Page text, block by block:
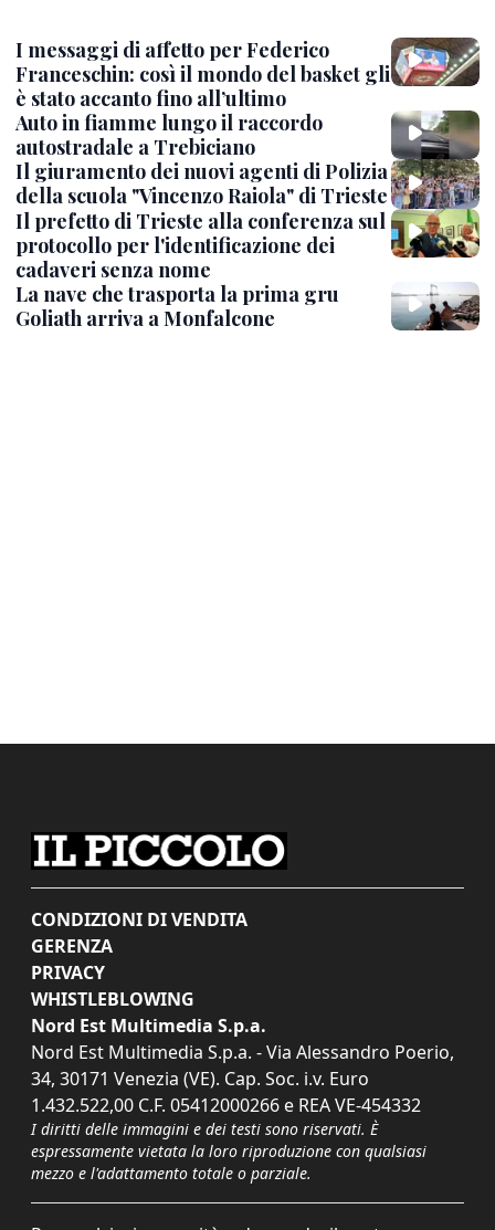
I messaggi di affetto per Federico
Franceschin: così il mondo del basket gli
è stato accanto fino all’ultimo
Auto in fiamme lungo il raccordo
autostradale a Trebiciano
Il giuramento dei nuovi agenti di Polizia
della scuola "Vincenzo Raiola" di Trieste
Il prefetto di Trieste alla conferenza sul
protocollo per l'identificazione dei
cadaveri senza nome
La nave che trasporta la prima gru
Goliath arriva a Monfalcone
CONDIZIONI DI VENDITA
GERENZA
PRIVACY
WHISTLEBLOWING
Nord Est Multimedia S.p.a.
Nord Est Multimedia S.p.a. - Via Alessandro Poerio,
34, 30171 Venezia (VE). Cap. Soc. i.v. Euro
1.432.522,00 C.F. 05412000266 e REA VE-454332
I diritti delle immagini e dei testi sono riservati. È
espressamente vietata la loro riproduzione con qualsiasi
mezzo e l'adattamento totale o parziale.